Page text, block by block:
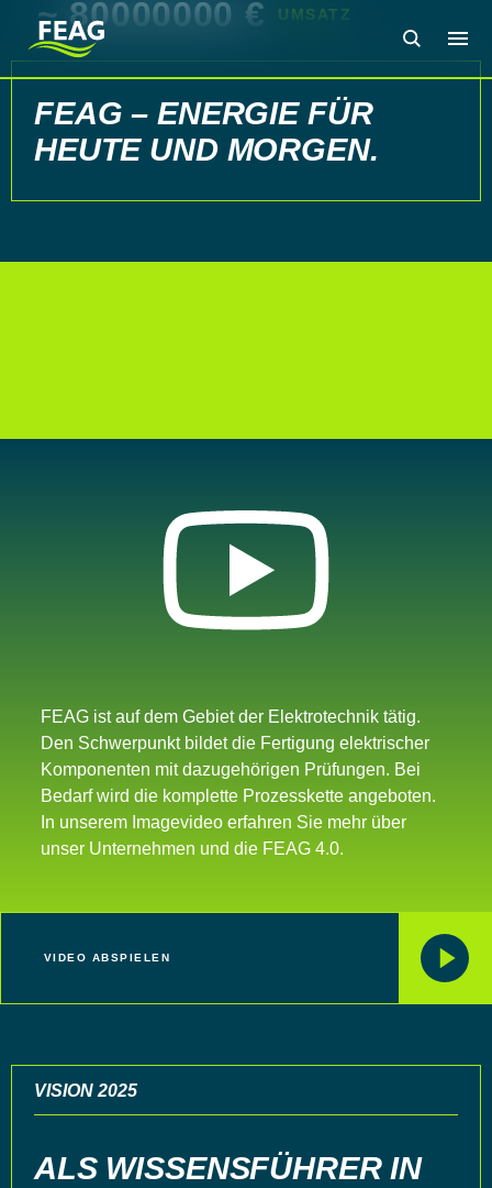
FEAG
~80000000 € UMSATZ
FEAG – ENERGIE FÜR
HEUTE UND MORGEN.
FEAG ist auf dem Gebiet der Elektrotechnik tätig.
Den Schwerpunkt bildet die Fertigung elektrischer
Komponenten mit dazugehörigen Prüfungen. Bei
Bedarf wird die komplette Prozesskette angeboten.
In unserem Imagevideo erfahren Sie mehr über
unser Unternehmen und die FEAG 4.0.
VIDEO ABSPIELEN
VISION 2025
ALS WISSENSFÜHRER IN